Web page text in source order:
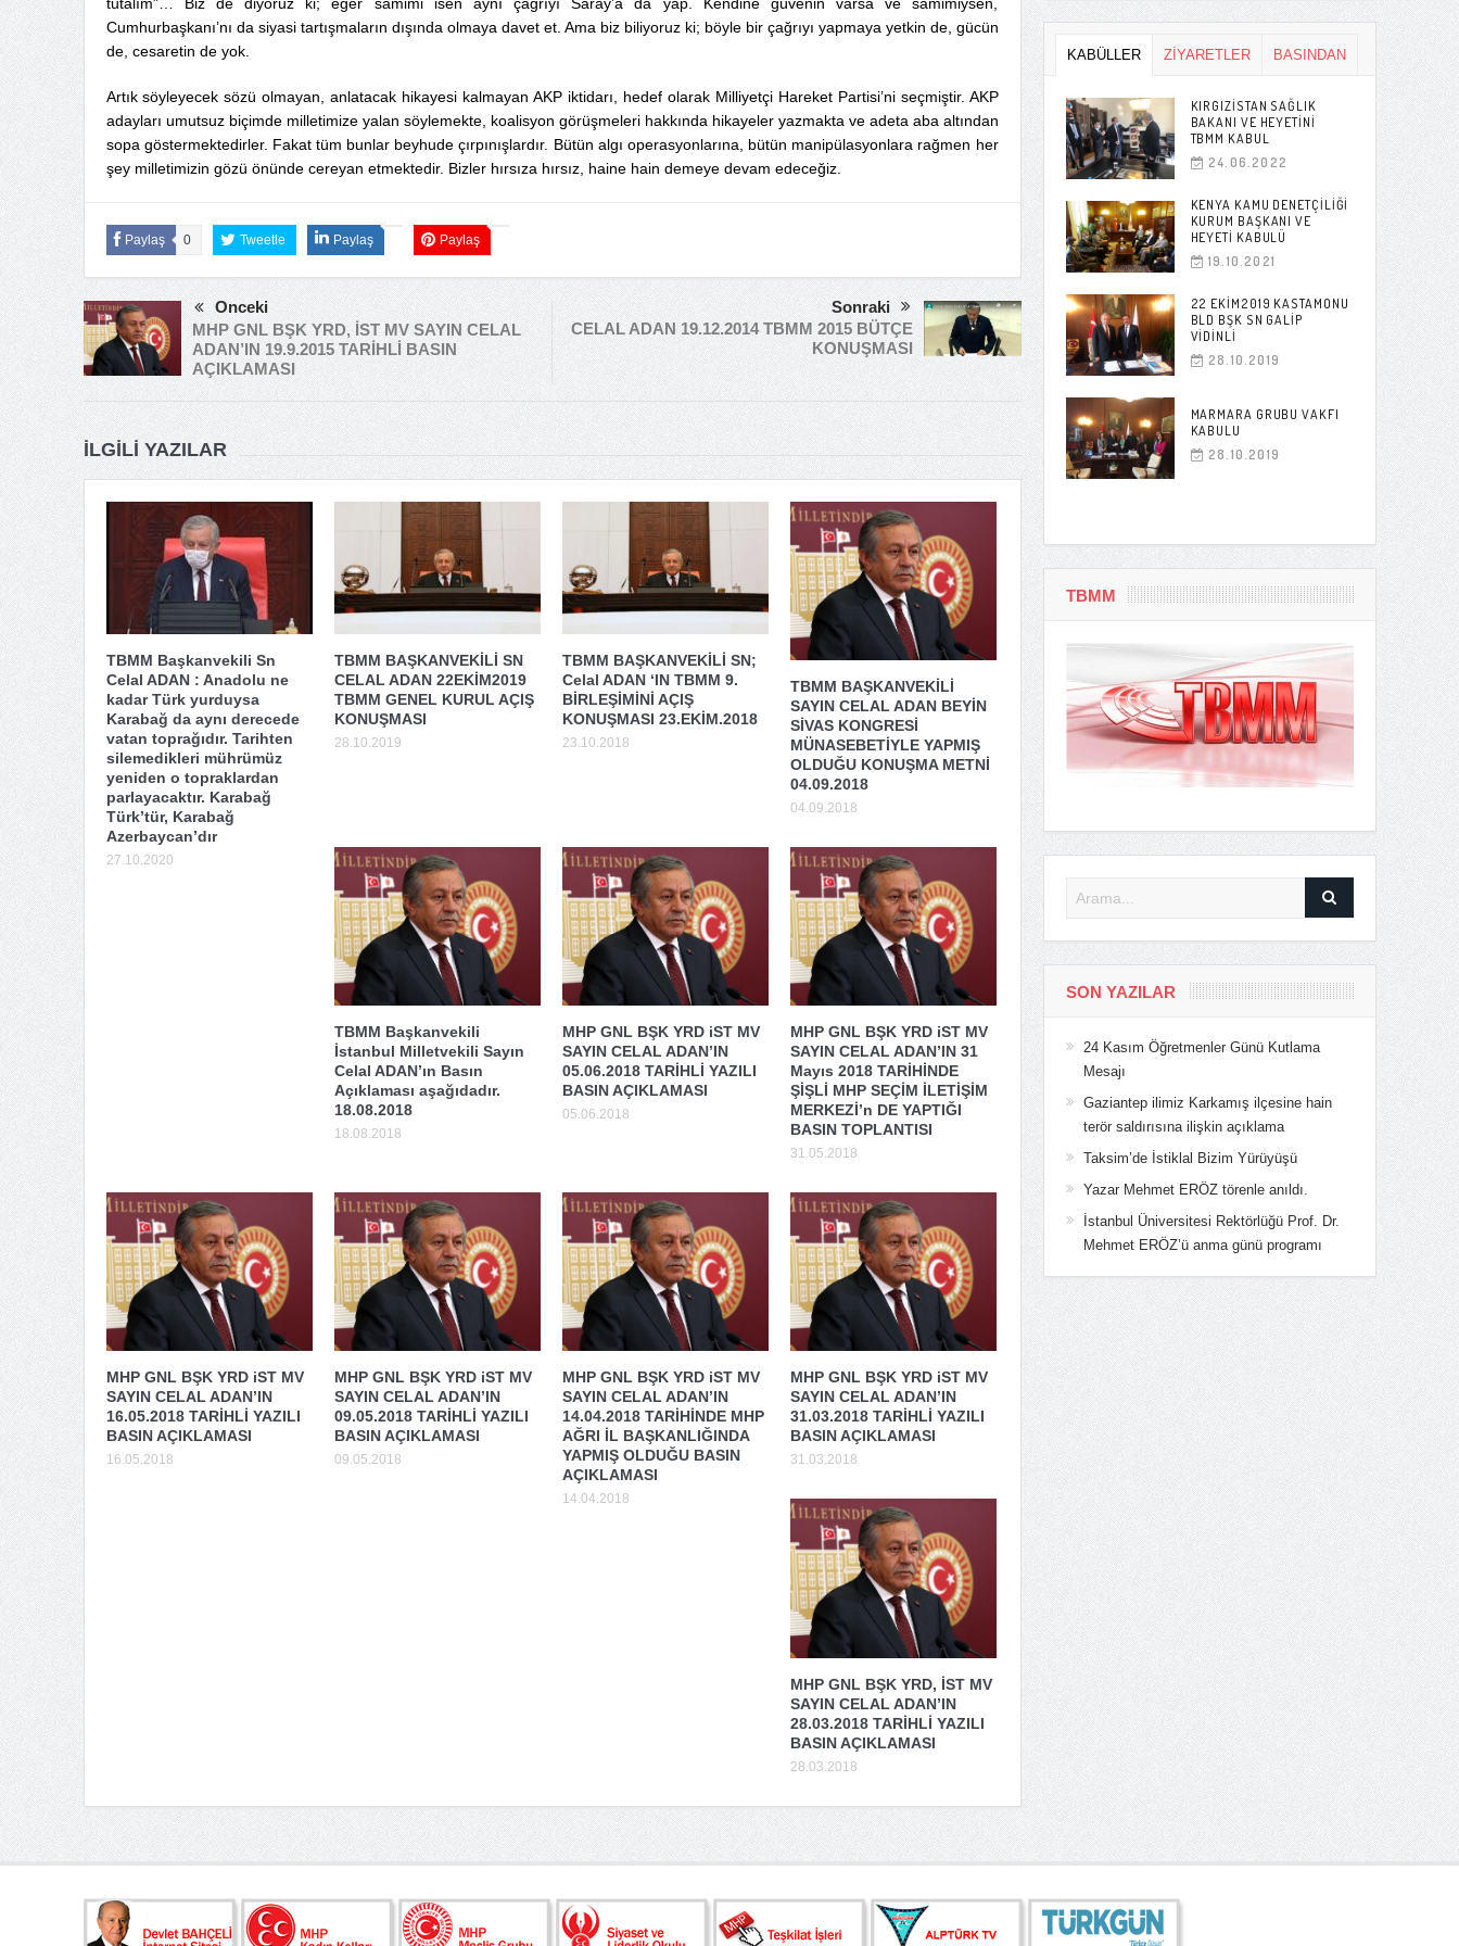
Cumhurbaşkanı’nı da siyasi tartışmaların dışında olmaya davet et. Ama biz biliyoruz ki; böyle bir çağrıyı yapmaya yetkin de, gücün
de, cesaretin de yok.
Artık söyleyecek sözü olmayan, anlatacak hikayesi kalmayan AKP iktidarı, hedef olarak Milliyetçi Hareket Partisi’ni seçmiştir. AKP
adayları umutsuz biçimde milletimize yalan söylemekte, koalisyon görüşmeleri hakkında hikayeler yazmakta ve adeta aba altından
sopa göstermektedirler. Fakat tüm bunlar beyhude çırpınışlardır. Bütün algı operasyonlarına, bütün manipülasyonlara rağmen her
şey milletimizin gözü önünde cereyan etmektedir. Bizler hırsıza hırsız, haine hain demeye devam edeceğiz.
Paylaş 0 Tweetle Paylaş Paylaş
Önceki
MHP GNL BŞK YRD, İST MV SAYIN CELAL
ADAN’IN 19.9.2015 TARİHLİ BASIN
AÇIKLAMASI
Sonraki
CELAL ADAN 19.12.2014 TBMM 2015 BÜTÇE
KONUŞMASI
İLGILI YAZILAR
TBMM Başkanvekili Sn
Celal ADAN : Anadolu ne
kadar Türk yurduysa
Karabağ da aynı derecede
vatan toprağıdır. Tarihten
silemedikleri mührümüz
yeniden o topraklardan
parlayacaktır. Karabağ
Türk’tür, Karabağ
Azerbaycan’dır
27.10.2020
TBMM BAŞKANVEKİLİ SN
CELAL ADAN 22EKİM2019
TBMM GENEL KURUL AÇIŞ
KONUŞMASI
28.10.2019
TBMM BAŞKANVEKİLİ SN;
Celal ADAN ‘IN TBMM 9.
BİRLEŞİMİNİ AÇIŞ
KONUŞMASI 23.EKİM.2018
23.10.2018
TBMM BAŞKANVEKİLİ
SAYIN CELAL ADAN BEYİN
SİVAS KONGRESİ
MÜNASEBETİYLE YAPMIŞ
OLDUĞU KONUŞMA METNİ
04.09.2018
04.09.2018
TBMM Başkanvekili
İstanbul Milletvekili Sayın
Celal ADAN’ın Basın
Açıklaması aşağıdadır.
18.08.2018
18.08.2018
MHP GNL BŞK YRD iST MV
SAYIN CELAL ADAN’IN
05.06.2018 TARİHLİ YAZILI
BASIN AÇIKLAMASI
05.06.2018
MHP GNL BŞK YRD iST MV
SAYIN CELAL ADAN’IN 31
Mayıs 2018 TARİHİNDE
ŞİŞLİ MHP SEÇİM İLETİŞİM
MERKEZİ’n DE YAPTIĞI
BASIN TOPLANTISI
31.05.2018
MHP GNL BŞK YRD iST MV
SAYIN CELAL ADAN’IN
16.05.2018 TARİHLİ YAZILI
BASIN AÇIKLAMASI
16.05.2018
MHP GNL BŞK YRD iST MV
SAYIN CELAL ADAN’IN
09.05.2018 TARİHLİ YAZILI
BASIN AÇIKLAMASI
09.05.2018
MHP GNL BŞK YRD iST MV
SAYIN CELAL ADAN’IN
14.04.2018 TARİHİNDE MHP
AĞRI İL BAŞKANLIĞINDA
YAPMIŞ OLDUĞU BASIN
AÇIKLAMASI
14.04.2018
MHP GNL BŞK YRD iST MV
SAYIN CELAL ADAN’IN
31.03.2018 TARİHLİ YAZILI
BASIN AÇIKLAMASI
31.03.2018
MHP GNL BŞK YRD, İST MV
SAYIN CELAL ADAN’IN
28.03.2018 TARİHLİ YAZILI
BASIN AÇIKLAMASI
28.03.2018
KABÜLLER ZİYARETLER BASINDAN
KIRGIZISTAN SAĞLIK
BAKANI VE HEYETINI
TBMM KABUL
24.06.2022
KENYA KAMU DENETÇILIĞI
KURUM BAŞKANI VE
HEYETI KABULÜ
19.10.2021
22 EKIM2019 KASTAMONU
BLD BŞK SN GALIP
VIDINLI
28.10.2019
MARMARA GRUBU VAKFI
KABULU
28.10.2019
TBMM
SON YAZILAR
24 Kasım Öğretmenler Günü Kutlama
Mesajı
Gaziantep ilimiz Karkamış ilçesine hain
terör saldırısına ilişkin açıklama
Taksim’de İstiklal Bizim Yürüyüşü
Yazar Mehmet ERÖZ törenle anıldı.
İstanbul Üniversitesi Rektörlüğü Prof. Dr.
Mehmet ERÖZ’ü anma günü programı